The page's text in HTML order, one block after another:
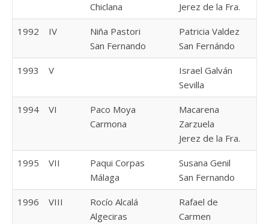
Chiclana
Jerez de la Fra.
1992 IV
Niña Pastori
San Fernando
Patricia Valdez
San Fernándo
1993 V
Israel Galván
Sevilla
1994 VI
Paco Moya
Carmona
Macarena
Zarzuela
Jerez de la Fra.
1995 VII
Paqui Corpas
Málaga
Susana Genil
San Fernando
1996 VIII
Rocío Alcalá
Algeciras
Rafael de
Carmen